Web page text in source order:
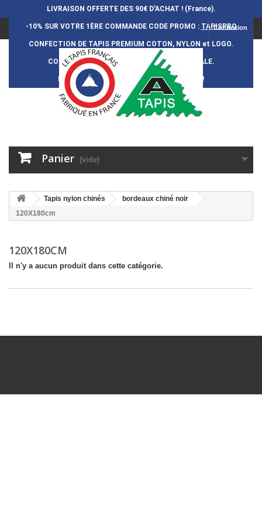
LIVRAISON OFFERTE DES 90€ D'ACHAT ! (France).
-10% SUR VOTRE 1ÈRE COMMANDECODE PROMO : TAPISPRO
CONFECTION DE TAPIS PREMIUM COTON, NYLON et LOGO.
CONFECTION FRANÇ AISE et 100% ARTISANALE.
DURÉE DE VIE DES TAPIS : 5 ANS ENVIRON !
Connexion
Panier (vide)
Tapis nylon chinés
bordeaux chiné noir
120X180cm
120X180CM
Il n'y a aucun produit dans cette catégorie.